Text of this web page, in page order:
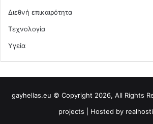
Διεθνή επικαιρότητα
Τεχνολογία
Υγεία
gayhellas.eu © Copyright 2026, All Rights
projects | Hosted by